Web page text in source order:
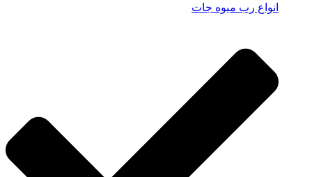
انواع رب میوه جات